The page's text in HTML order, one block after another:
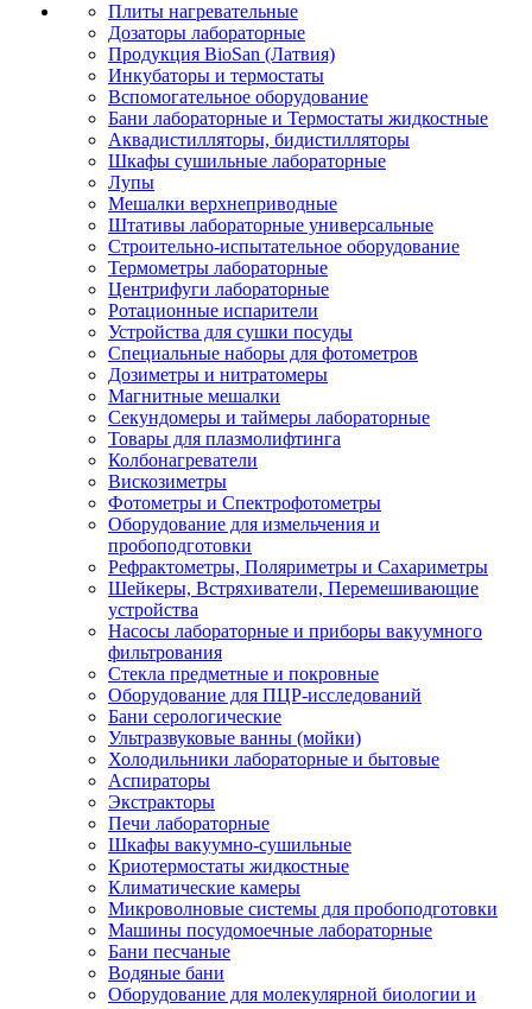
Плиты нагревательные
Дозаторы лабораторные
Продукция BioSan (Латвия)
Инкубаторы и термостаты
Вспомогательное оборудование
Бани лабораторные и Термостаты жидкостные
Аквадистилляторы, бидистилляторы
Шкафы сушильные лабораторные
Лупы
Мешалки верхнеприводные
Штативы лабораторные универсальные
Строительно-испытательное оборудование
Термометры лабораторные
Центрифуги лабораторные
Ротационные испарители
Устройства для сушки посуды
Специальные наборы для фотометров
Дозиметры и нитратомеры
Магнитные мешалки
Секундомеры и таймеры лабораторные
Товары для плазмолифтинга
Колбонагреватели
Вискозиметры
Фотометры и Спектрофотометры
Оборудование для измельчения и
пробоподготовки
Рефрактометры, Поляриметры и Сахариметры
Шейкеры, Встряхиватели, Перемешивающие
устройства
Насосы лабораторные и приборы вакуумного
фильтрования
Стекла предметные и покровные
Оборудование для ПЦР-исследований
Бани серологические
Ультразвуковые ванны (мойки)
Холодильники лабораторные и бытовые
Аспираторы
Экстракторы
Печи лабораторные
Шкафы вакуумно-сушильные
Криотермостаты жидкостные
Климатические камеры
Микроволновые системы для пробоподготовки
Машины посудомоечные лабораторные
Бани песчаные
Водяные бани
Оборудование для молекулярной биологии и